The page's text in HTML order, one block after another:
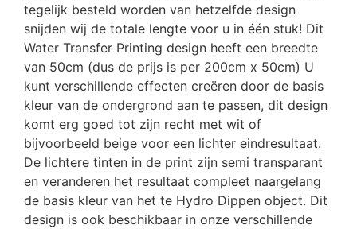
tegelijk besteld worden van hetzelfde design
snijden wij de totale lengte voor u in één stuk! Dit
Water Transfer Printing design heeft een breedte
van 50cm (dus de prijs is per 200cm x 50cm) U
kunt verschillende effecten creëren door de basis
kleur van de ondergrond aan te passen, dit design
komt erg goed tot zijn recht met wit of
bijvoorbeeld beige voor een lichter eindresultaat.
De lichtere tinten in de print zijn semi transparant
en veranderen het resultaat compleet naargelang
de basis kleur van het te Hydro Dippen object. Dit
design is ook beschikbaar in onze verschillende